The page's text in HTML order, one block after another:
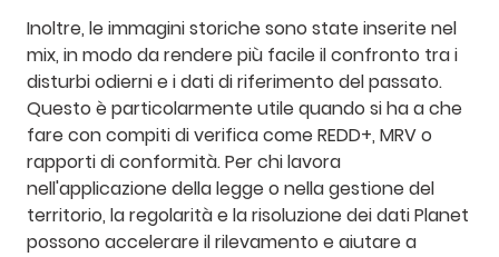
Inoltre, le immagini storiche sono state inserite nel
mix, in modo da rendere più facile il confronto tra i
disturbi odierni e i dati di riferimento del passato.
Questo è particolarmente utile quando si ha a che
fare con compiti di verifica come REDD+, MRV o
rapporti di conformità. Per chi lavora
nell'applicazione della legge o nella gestione del
territorio, la regolarità e la risoluzione dei dati Planet
possono accelerare il rilevamento e aiutare a